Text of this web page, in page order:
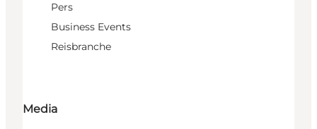
Pers
Business Events
Reisbranche
Media